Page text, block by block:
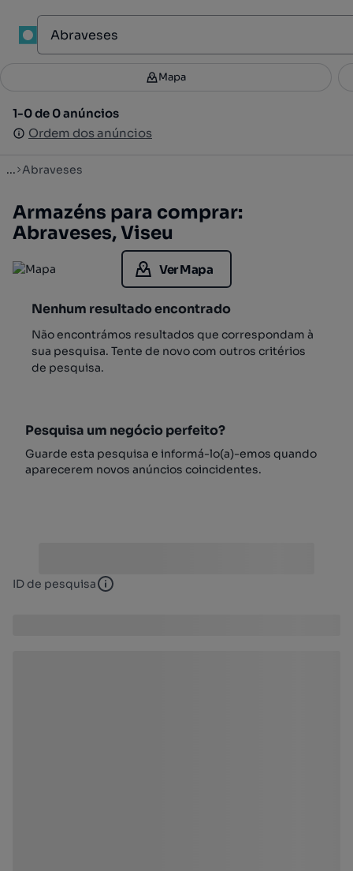
Filtros 2
1-0 de 0 anúncios
Ordem dos anúncios
Mapa
1-0 de 0 anúncios
Ordem dos anúncios
... Abraveses
Armazéns para comprar:
Abraveses, Viseu
Ver Mapa
Nenhum resultado encontrado
Não encontrámos resultados que correspondam à
sua pesquisa. Tente de novo com outros critérios
de pesquisa.
Pesquisa um negócio perfeito?
Guarde esta pesquisa e informá-lo(a)-emos quando
aparecerem novos anúncios coincidentes.
ID de pesquisa ID de pesquisa